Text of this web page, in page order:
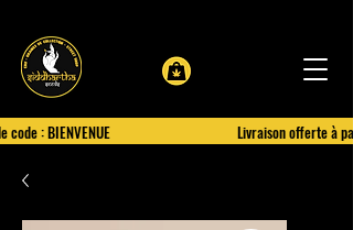
: BIENVENUE Livraison offerte à